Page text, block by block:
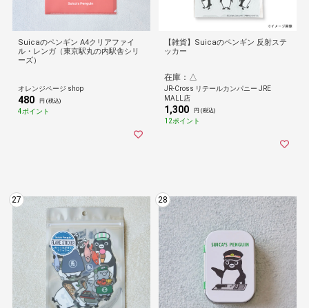
Suicaのペンギン A4クリアファイ
ル・レンガ（東京駅丸の内駅舎シリ
ーズ）
オレンジページ shop
480 円 (税込)
4ポイント
【雑貨】Suicaのペンギン 反射ステ
ッカー
在庫：△
JR-Cross リテールカンパニー JRE
MALL店
1,300 円 (税込)
12ポイント
27 28